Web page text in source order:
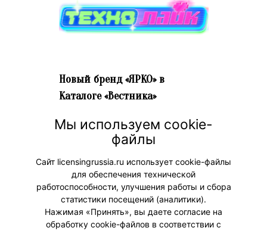
Новый бренд «ЯРКО» в
Каталоге «Вестника»
Предлагаем вам посетить страницу
нового бренда от анимационной
компании «ЯРКО» – «Технолайк».
#НовыеЛицензии #НовостиКаталога
Мы используем cookie-
файлы
Сайт licensingrussia.ru использует cookie-файлы
для обеспечения технической
работоспособности, улучшения работы и сбора
статистики посещений (аналитики).
Нажимая «Принять», вы даете согласие на
обработку cookie-файлов в соответствии с